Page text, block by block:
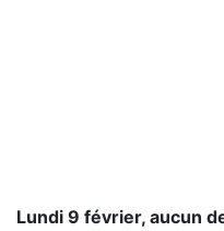
Lundi 9 février, aucun